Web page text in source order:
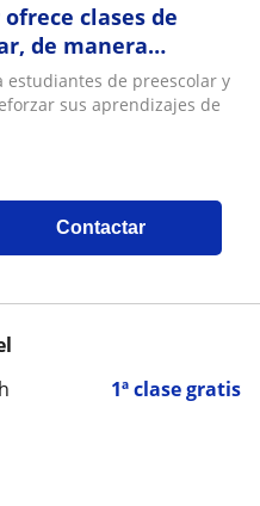
clases de
de manera
Medellín
estudiantes de preescolar y
sus aprendizajes de
Contactar
1ª clase gratis